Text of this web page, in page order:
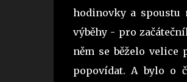
hodinovky a spoustu
výběhy - pro
něm se běželo velice
popovídat. A bylo o